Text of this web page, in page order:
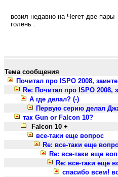
возил недавно на Чегет две
голень .
Тема сообщения
Почитал про ISPO 2008,
Re: Почитал про ISPO
А где делал? (-)
Первую серию делал
так Gun or Falcon 10?
Falcon 10 +
все-таки еще вопрос
Re: все-таки еще
Re: все-таки еще
Re: все-таки еще
спасибо всем!